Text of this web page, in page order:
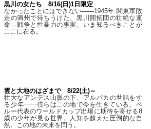
黒川の女たち 8/16(日)1日限定
なかったことにはできない——1945年 関東軍敗
走の満州で待ちうけた、黒川開拓団の壮絶な運
命―戦争と性暴力の事実、いま知るべきことが
ここに在る。
雲と大地のはざまで 8/22(土)～
壮大なアンデス山脈の下、アルパカの世話をす
る少年――僕らはこの地で今を生きている。ペ
ルー代表のワールドカップ出場に期待を寄せる8
歳の少年が見る世界。人知を超えた圧倒的な自
然。この地の未来を問う。